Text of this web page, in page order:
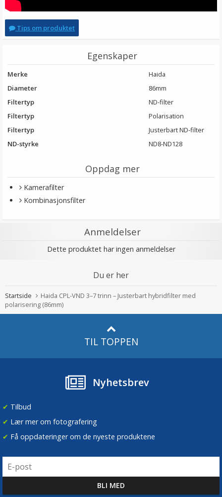
Tips om produktet
Egenskaper
Merke
Haida
Diameter
86mm
Filtertyp
ND-filter
Filtertyp
Polarisation
Filtertyp
Justerbart ND-filter
ND-styrke
ND8-ND128
Oppdag mer
Kamerafilter
Kombinasjonsfilter
Anmeldelser
Dette produktet har ingen anmeldelser
Du er her
Startside
Haida CPL-VND 3–7 trinn – Justerbart hybridfilter med
polarisering (86mm)
TIL TOPPEN
Nyhetsbrev
✔ Tilbud
✔ Lær mer om fotografering
✔ Få oppdateringer om de nyeste produktene